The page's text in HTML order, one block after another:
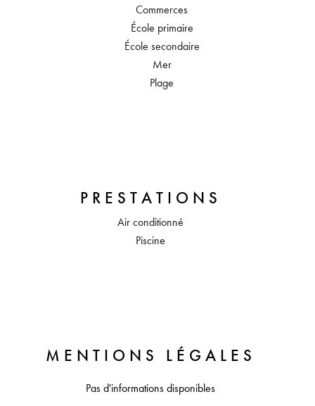
Commerces
École primaire
École secondaire
Mer
Plage
PRESTATIONS
Air conditionné
Piscine
MENTIONS LÉGALES
Pas d'informations disponibles